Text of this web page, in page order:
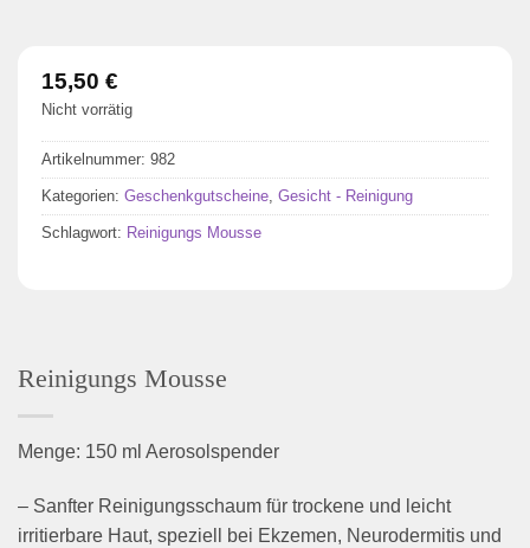
Reinigungs Mousse
Menge: 150 ml Aerosolspender
– Sanfter Reinigungsschaum für trockene und leicht
irritierbare Haut, speziell bei Ekzemen, Neurodermitis und
15,50 €
Nicht vorrätig
Artikelnummer: 982
Kategorien: Geschenkgutscheine, Gesicht - Reinigung
Schlagwort: Reinigungs Mousse